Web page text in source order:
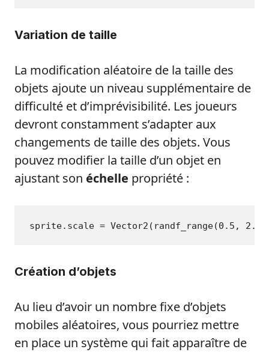
Variation de taille
La modification aléatoire de la taille des
objets ajoute un niveau supplémentaire de
difficulté et d’imprévisibilité. Les joueurs
devront constamment s’adapter aux
changements de taille des objets. Vous
pouvez modifier la taille d’un objet en
ajustant son échelle propriété :
sprite.scale = Vector2(randf_range(0.5 , 2.0
Création d’objets
Au lieu d’avoir un nombre fixe d’objets
mobiles aléatoires, vous pourriez mettre
en place un système qui fait apparaître de